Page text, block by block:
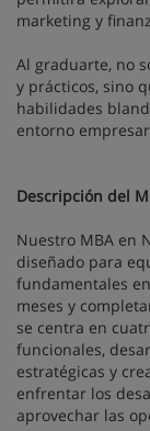
marketing y
Al graduarte, no
y prácticos, sino
habilidades
entorno
Descripción del
Nuestro MBA en
diseñado para
fundamentales
meses y
se centra en
funcionales,
estratégicas y
enfrentar los
aprovechar las